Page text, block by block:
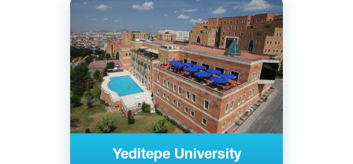
Yeditepe University
Английский
Турецкий
Стамбул, Турция
Частный